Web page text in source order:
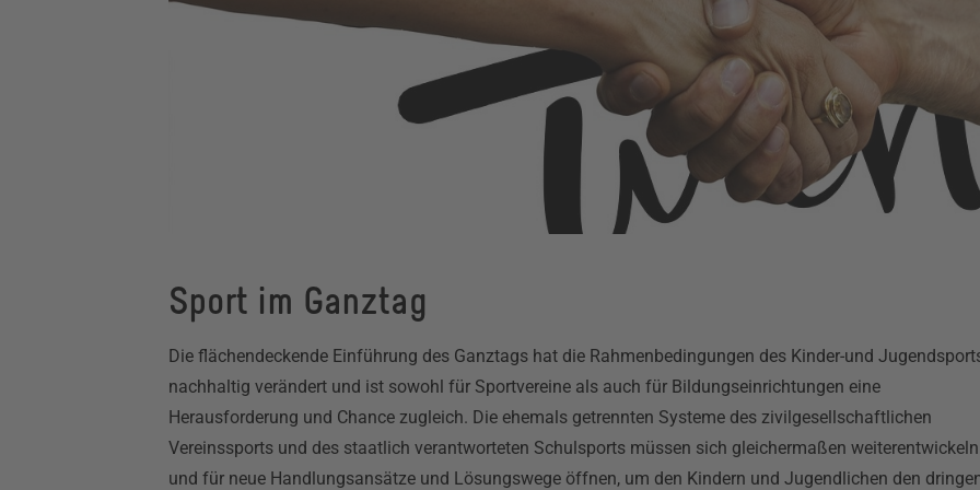
Sport im Ganztag
Die flächendeckende Einführung des Ganztags hat die Rahmenbedingungen des Kinder-und
nachhaltig verändert und ist sowohl für Sportvereine als auch für Bildungseinrichtungen eine
Herausforderung und Chance zugleich. Die ehemals getrennten Systeme des zivilgesellschaftlichen
Vereinssports und des staatlich verantworteten Schulsports müssen sich gleichermaßen weiterentwickeln
und für neue Handlungsansätze und Lösungswege öffnen, um den Kindern und Jugendlichen den